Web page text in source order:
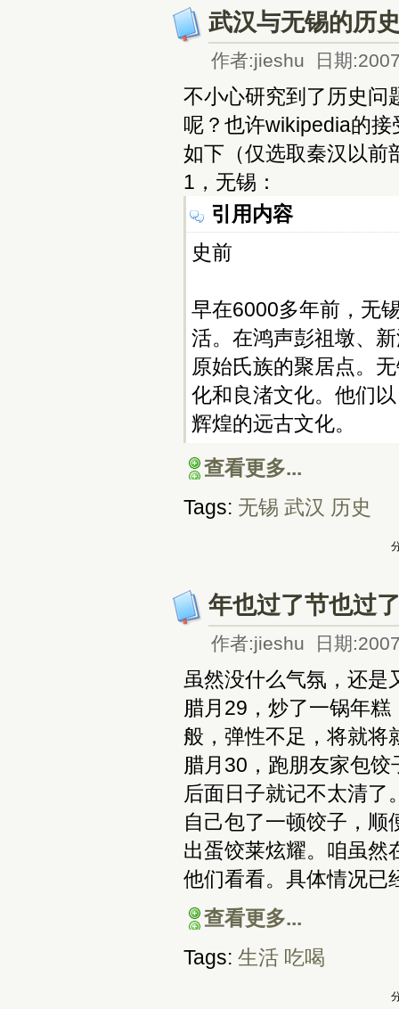
武汉与无锡的历
作者:jieshu 日期
不小心研究到了历史问
呢？也许wikipedia的
如下（仅选取秦汉以前
1，无锡：
引用内容
史前
早在6000多年前，无
活。在鸿声彭祖墩、
原始氏族的聚居点。
化和良渚文化。他们
辉煌的远古文化。
查看更多...
Tags: 无锡 武汉 历史
年也过了节也过
作者:jieshu 日期
虽然没什么气氛，还是
腊月29，炒了一锅年
般，弹性不足，将就将
腊月30，跑朋友家包
后面日子就记不太清了
自己包了一顿饺子，顺
出蛋饺莱炫耀。咱虽然
他们看看。具体情况已
查看更多...
Tags: 生活 吃喝